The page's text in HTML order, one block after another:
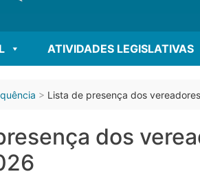
ATIVIDADES LEGISLATIVAS
Lista de presença dos
dos